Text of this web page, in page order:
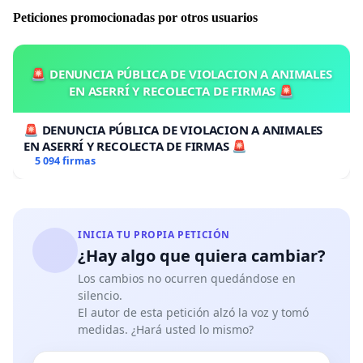
e internacionales con el fin de evitar que estas
mercancías puedan ser comercializadas en el exterior
como productos de origen colombiano y que se
adopten las medidas necesarias para que sean
denominación de origen controlada que los identifica
como productos colombianos , a saber:
71097 del 7 diciembre 2011 para la Tejeduria Zenu que
la Superintendencia de Industria y Comercio otorgó
previo cumplimiento de los requisitos legales.
SELLO DE CALIDAD " HECHO A MANO"
por ICONTEC con el apoyo de Artesanías de Colombia.
La consolidación del SOMBRERO VUELTIAO como
SIMBOLO CULTURAL DE LA NACION ".Ley 908 del
Peticiones promocionadas por otros usuarios
🚨 DENUNCIA PÚBLICA DE VIOLACION A ANIMALES
EN ASERRÍ Y RECOLECTA DE FIRMAS 🚨
🚨 DENUNCIA PÚBLICA DE VIOLACION A ANIMALES
EN ASERRÍ Y RECOLECTA DE FIRMAS 🚨
5 094 firmas
INICIA TU PROPIA PETICIÓN
¿Hay algo que quiera cambiar?
Los cambios no ocurren quedándose en
silencio.
El autor de esta petición alzó la voz y tomó
medidas. ¿Hará usted lo mismo?